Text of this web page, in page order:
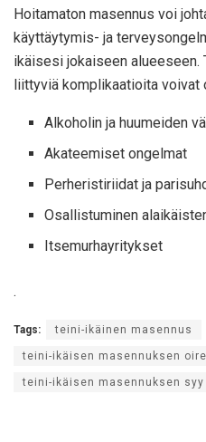
Hoitamaton masennus voi
käyttäytymis- ja
ikäisesi jokaiseen
liittyviä komplikaatioita voivat
Alkoholin ja huumeiden
Akateemiset ongelmat
Perheristiriidat ja
Osallistuminen
Itsemurhayritykset
.
Tags: teini-ikäinen masennus
teini-ikäisen masennuksen
teini-ikäisen masennuksen syy